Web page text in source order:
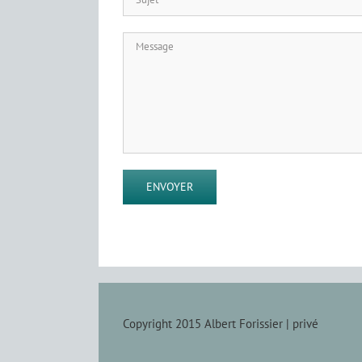
Copyright 2015 Albert Forissier | privé